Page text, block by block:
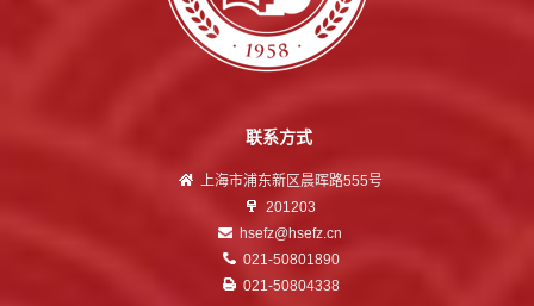
联系方式
上海市浦东新区晨晖路555号
201203
hsefz@hsefz.cn
021-50801890
021-50804338